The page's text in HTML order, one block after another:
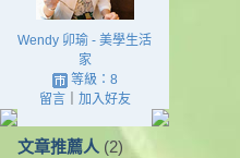
Wendy 卯瑜 - 美學生活
家
等級：8
留言｜ 加入好友
文章推薦人 (2)